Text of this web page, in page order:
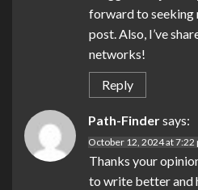
forward to seeking
post. Also, I’ve
networks!
Reply
Path-Findersays:
October 12, 2024 at 7:22
Thanks your
to write better and